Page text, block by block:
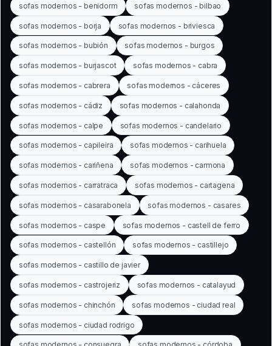
sofas modernos - benidorm sofas modernos - bilbao
sofas modernos - borja sofas modernos - briviesca
sofas modernos - bubión sofas modernos - burgos
sofas modernos - burjascot sofas modernos - cabra
sofas modernos - cabrera sofas modernos - cáceres
sofas modernos - cádiz sofas modernos - calahonda
sofas modernos - calpe sofas modernos - candelario
sofas modernos - capileira sofas modernos - carihuela
sofas modernos - cariñena sofas modernos - carmona
sofas modernos - carratraca sofas modernos - cartagena
sofas modernos - casarabonela sofas modernos - casares
sofas modernos - caspe sofas modernos - castell de ferro
sofas modernos - castellón sofas modernos - castillejo
sofas modernos - castillo de javier
sofas modernos - castrojeriz sofas modernos - catalayud
sofas modernos - chinchón sofas modernos - ciudad real
sofas modernos - ciudad rodrigo